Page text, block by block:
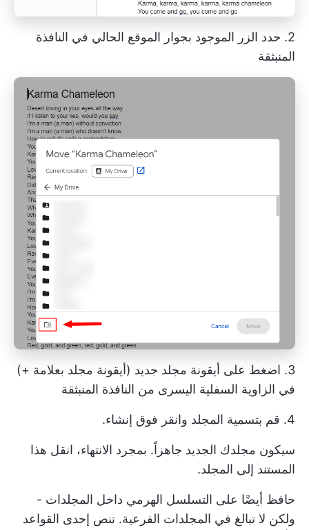
2. حدد الزر الموجود بجوار الموقع الحالي في النافذة
المنبثقة
3. اضغط على أيقونة مجلد جديد (أيقونة مجلد بعلامة +)
في الزاوية السفلية اليسرى من النافذة المنبثقة
4. قم بتسمية المجلد وانقر فوق إنشاء.
سيكون مجلدك الجديد جاهزاً. بمجرد الانتهاء، انقل هذا
المستند إلى المجلد.
حافظ أيضًا على التسلسل الهرمي داخل المجلدات -
ولكن لا تبالغ في المجلدات الفرعية. تنص إحدى القواعد